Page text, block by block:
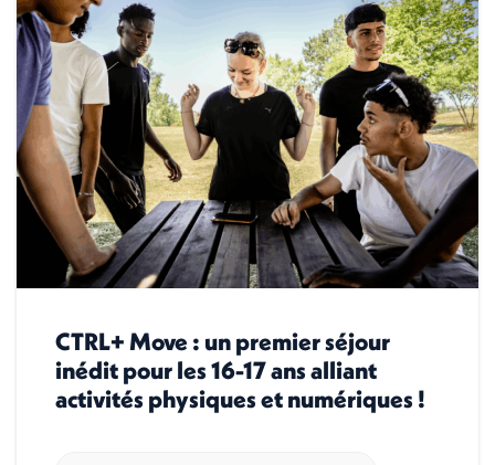
CTRL+ Move : un premier séjour
inédit pour les 16-17 ans alliant
activités physiques et numériques !